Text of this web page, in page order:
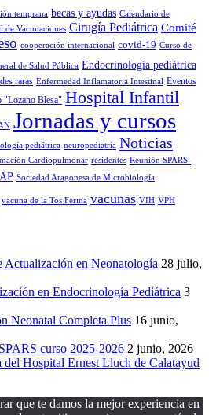
temprana becas y ayudas Calendario de
de Vacunaciones Cirugía Pediátrica Comité
cooperación internacional covid-19 Curso de
de Salud Pública Endocrinología pediátrica
raras Enfermedad Inflamatoria Intestinal Eventos
"Lozano Blesa" Hospital Infantil
Jornadas y cursos
pediátrica neuropediatría Noticias
Cardiopulmonar residentes Reunión SPARS-
Sociedad Aragonesa de Microbiología
vacuna de la Tos Ferina vacunas VIH VPH
Actualización en Neonatología 28 julio,
en Endocrinología Pediátrica 3
Neonatal Completa Plus 16 junio,
curso 2025-2026 2 junio, 2026
del Hospital Ernest Lluch de Calatayud
que te damos la mejor experiencia en